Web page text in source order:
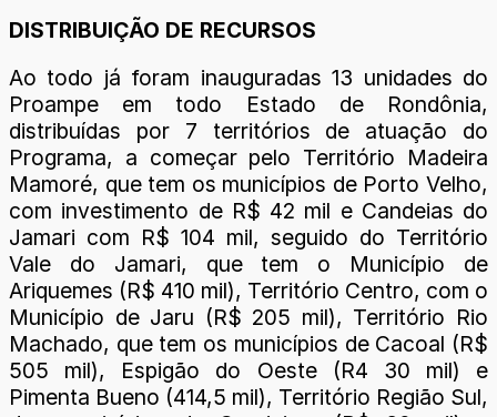
DISTRIBUIÇÃO DE RECURSOS
Ao todo já foram inauguradas 13 unidades do
Proampe em todo Estado de Rondônia,
distribuídas por 7 territórios de atuação do
Programa, a começar pelo Território Madeira
Mamoré, que tem os municípios de Porto Velho,
com investimento de R$ 42 mil e Candeias do
Jamari com R$ 104 mil, seguido do Território
Vale do Jamari, que tem o Município de
Ariquemes (R$ 410 mil), Território Centro, com o
Município de Jaru (R$ 205 mil), Território Rio
Machado, que tem os municípios de Cacoal (R$
505 mil), Espigão do Oeste (R4 30 mil) e
Pimenta Bueno (414,5 mil), Território Região Sul,